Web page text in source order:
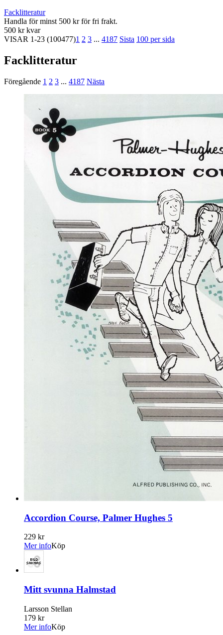
Facklitteratur
Handla för minst 500 kr för fri frakt.
500 kr kvar
VISAR 1-23 (100477)1 2 3 ... 4187 Sista 100 per sida
Facklitteratur
Föregående 1 2 3 ... 4187 Nästa
Accordion Course, Palmer Hughes 5
229 kr
Mer infoKöp
Mitt svunna Halmstad
Larsson Stellan
179 kr
Mer infoKöp